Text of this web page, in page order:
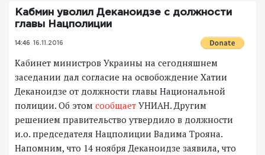
Кабмин уволил Деканоидзе с должности
главы Нацполиции
14:46 16.11.2016
Кабинет министров Украины на сегодняшнем
заседании дал согласие на освобождение Хатии
Деканоидзе от должности главы Национальной
полиции. Об этом сообщает УНИАН. Другим
решением правительство утвердило в должности
и.о. председателя Нацполиции Вадима Трояна.
Напомним, что 14 ноября Деканоидзе заявила, что